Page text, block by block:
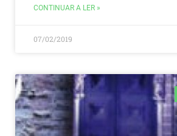
CONTINUAR A LER »
07/02/2019